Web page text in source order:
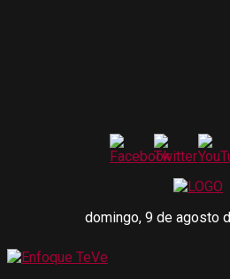
domingo, 9 de agosto